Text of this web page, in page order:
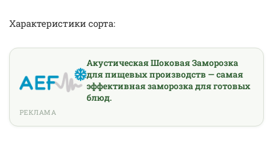
Характеристики сорта:
Акустическая Шоковая Заморозка
для пищевых производств — самая
эффективная заморозка для готовых
блюд.
РЕКЛАМА